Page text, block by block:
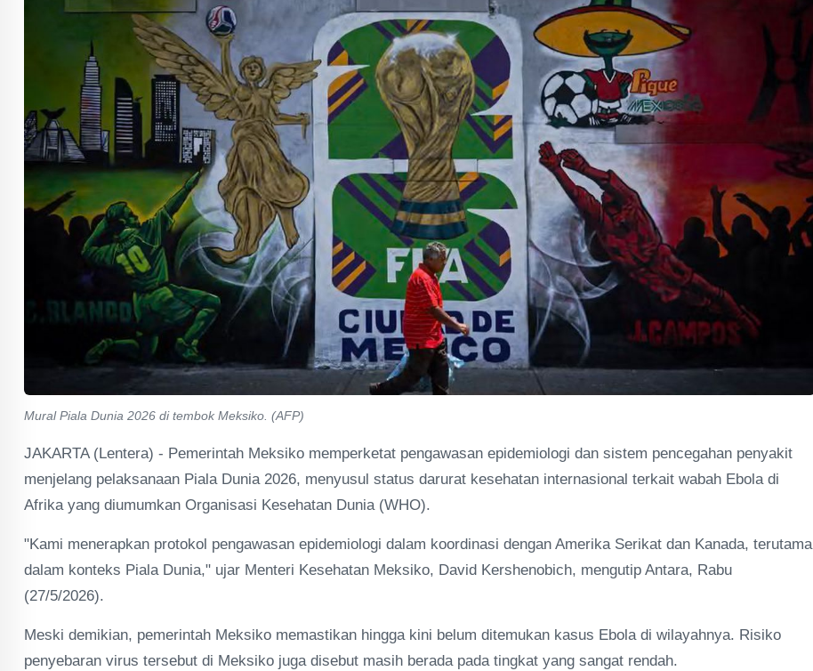
Mural Piala Dunia 2026 di tembok Meksiko. (AFP)
JAKARTA (Lentera) - Pemerintah Meksiko memperketat pengawasan epidemiologi dan sistem pencegahan penyakit
menjelang pelaksanaan Piala Dunia 2026, menyusul status darurat kesehatan internasional terkait wabah Ebola di
Afrika yang diumumkan Organisasi Kesehatan Dunia (WHO).
"Kami menerapkan protokol pengawasan epidemiologi dalam koordinasi dengan Amerika Serikat dan Kanada, terutama
dalam konteks Piala Dunia," ujar Menteri Kesehatan Meksiko, David Kershenobich, mengutip Antara, Rabu
(27/5/2026).
Meski demikian, pemerintah Meksiko memastikan hingga kini belum ditemukan kasus Ebola di wilayahnya. Risiko
penyebaran virus tersebut di Meksiko juga disebut masih berada pada tingkat yang sangat rendah.